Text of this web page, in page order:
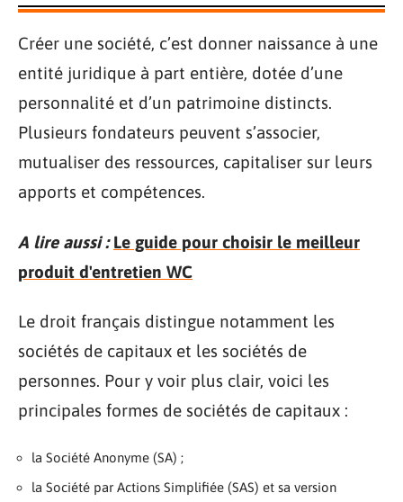
Créer une société, c’est donner naissance à une
entité juridique à part entière, dotée d’une
personnalité et d’un patrimoine distincts.
Plusieurs fondateurs peuvent s’associer,
mutualiser des ressources, capitaliser sur leurs
apports et compétences.
A lire aussi : Le guide pour choisir le meilleur
produit d'entretien WC
Le droit français distingue notamment les
sociétés de capitaux et les sociétés de
personnes. Pour y voir plus clair, voici les
principales formes de sociétés de capitaux :
la Société Anonyme (SA) ;
la Société par Actions Simplifiée (SAS) et sa version